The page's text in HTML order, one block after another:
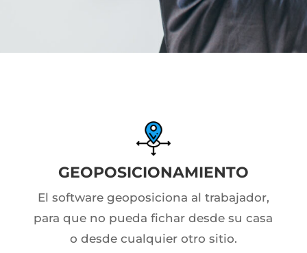
GEOPOSICIONAMIENTO
El software geoposiciona al trabajador,
para que no pueda fichar desde su casa
o desde cualquier otro sitio.